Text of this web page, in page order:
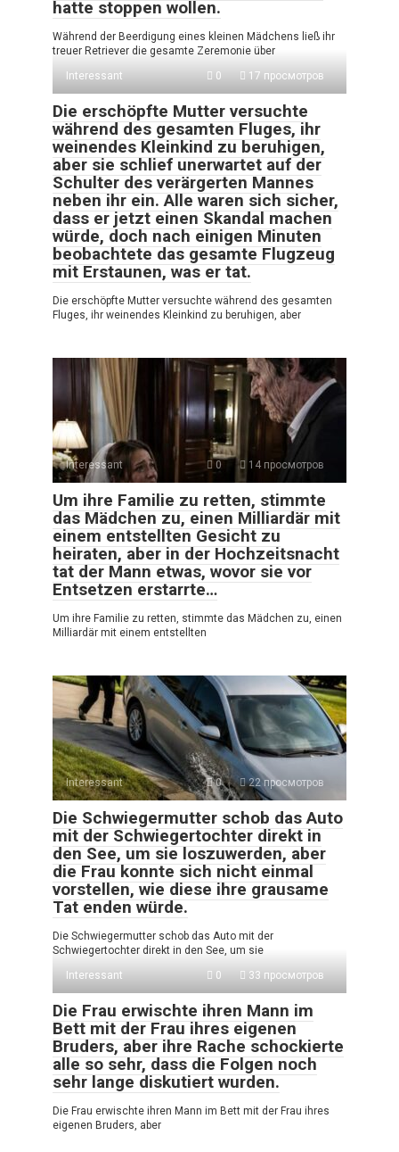
hatte stoppen wollen.
Während der Beerdigung eines kleinen Mädchens ließ ihr
treuer Retriever die gesamte Zeremonie über
Interessant
0 17 просмотров
Die erschöpfte Mutter versuchte
während des gesamten Fluges, ihr
weinendes Kleinkind zu beruhigen,
aber sie schlief unerwartet auf der
Schulter des verärgerten Mannes
neben ihr ein. Alle waren sich sicher,
dass er jetzt einen Skandal machen
würde, doch nach einigen Minuten
beobachtete das gesamte Flugzeug
mit Erstaunen, was er tat.
Die erschöpfte Mutter versuchte während des gesamten
Fluges, ihr weinendes Kleinkind zu beruhigen, aber
Interessant 0 14 просмотров
Um ihre Familie zu retten, stimmte
das Mädchen zu, einen Milliardär mit
einem entstellten Gesicht zu
heiraten, aber in der Hochzeitsnacht
tat der Mann etwas, wovor sie vor
Entsetzen erstarrte…
Um ihre Familie zu retten, stimmte das Mädchen zu, einen
Milliardär mit einem entstellten
Interessant 0 22 просмотров
Die Schwiegermutter schob das Auto
mit der Schwiegertochter direkt in
den See, um sie loszuwerden, aber
die Frau konnte sich nicht einmal
vorstellen, wie diese ihre grausame
Tat enden würde.
Die Schwiegermutter schob das Auto mit der
Schwiegertochter direkt in den See, um sie
Interessant
0 33 просмотров
Die Frau erwischte ihren Mann im
Bett mit der Frau ihres eigenen
Bruders, aber ihre Rache schockierte
alle so sehr, dass die Folgen noch
sehr lange diskutiert wurden.
Die Frau erwischte ihren Mann im Bett mit der Frau ihres
eigenen Bruders, aber